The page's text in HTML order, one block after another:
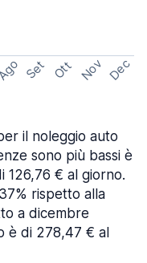
Ago Set Ott Nov Dec
il noleggio auto
sono più bassi è
126,76 € al giorno.
rispetto alla
a dicembre
è di 278,47 € al